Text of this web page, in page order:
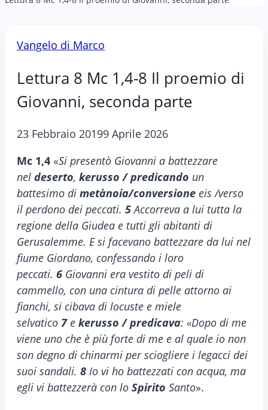
Vangelo di Marco
Lettura 8 Mc 1,4-8 Il proemio di
Giovanni, seconda parte
23 Febbraio 20199 Aprile 2026
Mc 1,4 «Si presentò Giovanni a battezzare
nel deserto, kerusso / predicando un
battesimo di metànoia/conversione eis /verso
il perdono dei peccati. 5Accorreva a lui tutta la
regione della Giudea e tutti gli abitanti di
Gerusalemme. E si facevano battezzare da lui nel
fiume Giordano, confessando i loro
peccati. 6 Giovanni era vestito di peli di
cammello, con una cintura di pelle attorno ai
fianchi, si cibava di locuste e miele
selvatico 7e kerusso / predicava: «Dopo di me
viene uno che è più forte di me e al quale io non
son degno di chinarmi per sciogliere i legacci dei
suoi sandali. 8 Io vi ho battezzati con acqua, ma
egli vi battezzerà con lo Spirito Santo».